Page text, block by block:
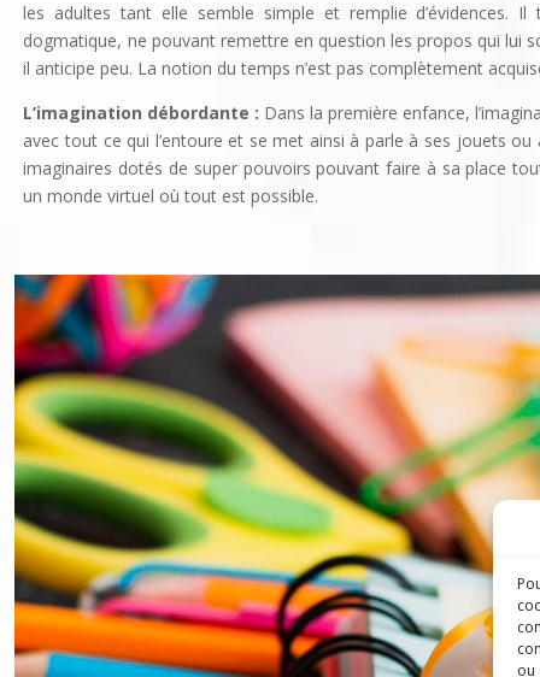
ou
les adultes tant elle semble simple et remplie d’évidences.
dogmatique, ne pouvant remettre en question les propos qui lui
il anticipe peu. La notion du temps n’est pas complètement
L’imagination débordante : Dans la première enfance,
avec tout ce qui l’entoure et se met ainsi à parle à ses jouets ou
imaginaires dotés de super pouvoirs pouvant faire à sa place
un monde virtuel où tout est possible.